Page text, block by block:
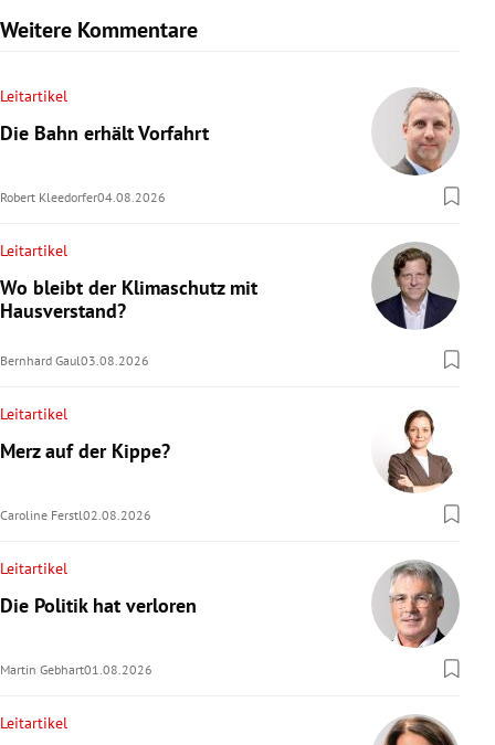
Weitere Kommentare
Leitartikel
Die Bahn erhält Vorfahrt
Robert Kleedorfer04.08.2026
Leitartikel
Wo bleibt der Klimaschutz mit
Hausverstand?
Bernhard Gaul03.08.2026
Leitartikel
Merz auf der Kippe?
Caroline Ferstl02.08.2026
Leitartikel
Die Politik hat verloren
Martin Gebhart01.08.2026
Leitartikel